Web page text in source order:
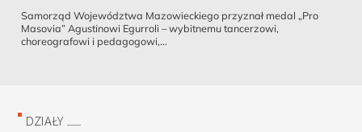
Samorząd Województwa Mazowieckiego przyznał medal „Pro
Masovia” Agustinowi Egurroli – wybitnemu tancerzowi,
choreografowi i pedagogowi,...
DZIAŁY